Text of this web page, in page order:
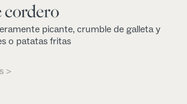
cordero
picante, crumble de galleta y
o patatas fritas
>